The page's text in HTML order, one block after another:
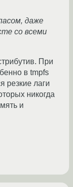
даже
со всеми
При
в tmpfs
резкие лаги
никогда
и